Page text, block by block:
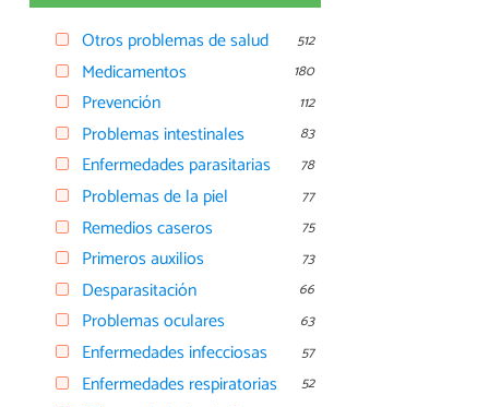
Otros problemas de salud 512
Medicamentos 180
Prevención 112
Problemas intestinales 83
Enfermedades parasitarias 78
Problemas de la piel 77
Remedios caseros 75
Primeros auxilios 73
Desparasitación 66
Problemas oculares 63
Enfermedades infecciosas 57
Enfermedades respiratorias 52